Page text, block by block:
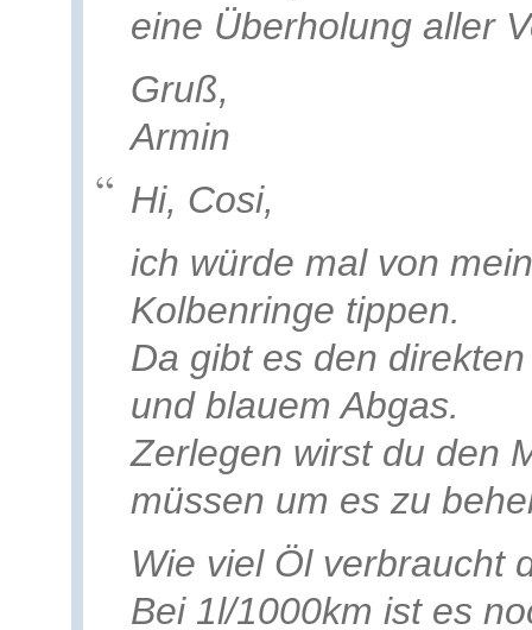
eine Überholung aller
Gruß,
Armin
Hi, Cosi,
ich würde mal von
Kolbenringe tippen.
Da gibt es den
und blauem Abgas.
Zerlegen wirst du den
müssen um es zu
Wie viel Öl verbraucht
Bei 1l/1000km ist es